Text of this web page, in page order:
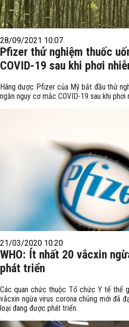
28/09/2021 10:07
Pfizer thử nghiệm thuốc
COVID-19 sau khi phơi
Hãng dược Pfizer của Mỹ bắt đầu thử
ngăn nguy cơ mắc COVID-19 sau khi phơi
21/03/2020 10:20
WHO: Ít nhất 20 vắcxin
phát triển
Các quan chức thuộc Tổ chức Y tế thế
vắcxin ngừa virus corona chủng mới đã
loại đang được phát triển.